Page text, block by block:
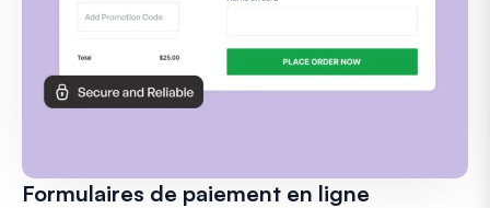
Formulaires de paiement en ligne